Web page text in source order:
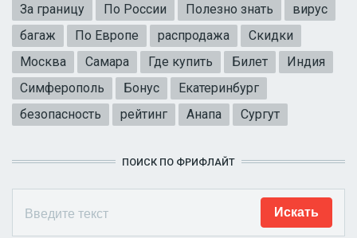
За границу По России Полезно знать
вирус
багаж
По Европе распродажа
Скидки
Москва
Самара Где купить Билет
Индия
Симферополь
Бонус
Екатеринбург
безопасность
рейтинг Анапа Сургут
ПОИСК ПО ФРИФЛАЙТ